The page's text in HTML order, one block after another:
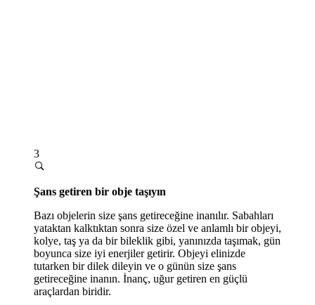
3
Şans getiren bir obje taşıyın
Bazı objelerin size şans getireceğine inanılır. Sabahları
yataktan kalktıktan sonra size özel ve anlamlı bir objeyi,
kolye, taş ya da bir bileklik gibi, yanınızda taşımak, gün
boyunca size iyi enerjiler getirir. Objeyi elinizde
tutarken bir dilek dileyin ve o günün size şans
getireceğine inanın. İnanç, uğur getiren en güçlü
araçlardan biridir.